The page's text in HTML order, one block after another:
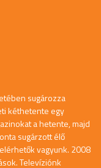
sugározza
kéthetente egy
a hetente, majd
sugárzott élő
vagyunk. 2008
Televíziónk